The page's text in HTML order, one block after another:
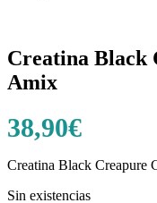
Creatina Black
Amix
38,90€
Creatina Black Creapure
Sin existencias